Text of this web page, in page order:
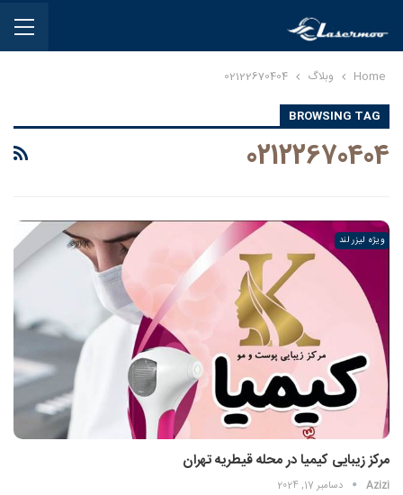
Home وبلاگ 02122670404
BROWSING TAG
02122670404
ویژه لیزر لند
مرکز زیبایی کیمیا در محله قیطریه تهران
Azizi دسامبر 17, 2024